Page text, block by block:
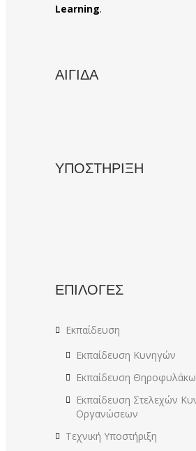
Learning.
ΑΙΓΙΔΑ
ΥΠΟΣΤΗΡΙΞΗ
ΕΠΙΛΟΓΕΣ
Εκπαίδευση
Εκπαίδευση Κυνηγών
Εκπαίδευση
Εκπαίδευση Στελεχών
Οργανώσεων
Τεχνική Υποστήριξη